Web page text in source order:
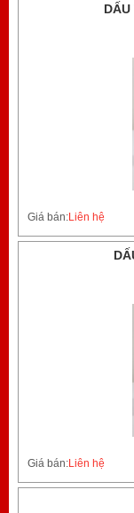
DẤU
Giá bán:Liên hệ
Giá bán:Liên hệ